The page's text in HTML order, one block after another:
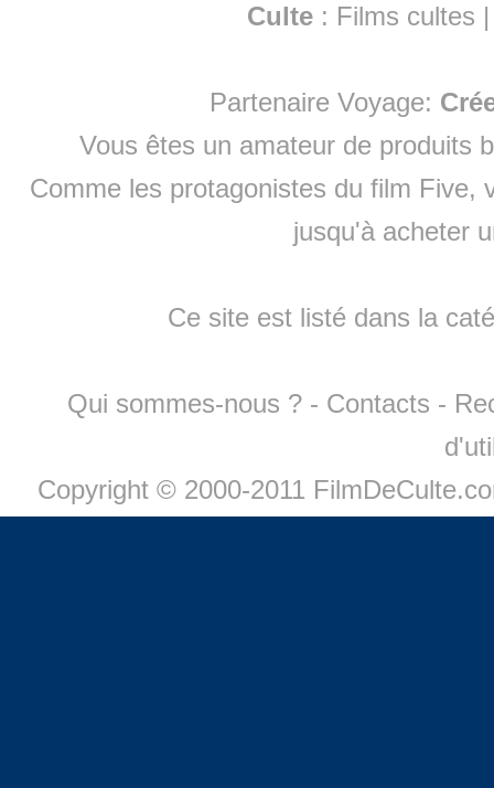
Culte : Films cultes
Partenaire Voyage:
Vous êtes un amateur de produits
Comme les protagonistes du film Five,
jusqu'à acheter
Ce site est listé dans la
Qui sommes-nous ? - Contacts -
Copyright © 2000-2011